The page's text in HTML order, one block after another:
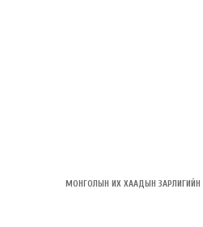
МОНГОЛЫН ИХ ХААДЫН ЗАРЛИГИЙН